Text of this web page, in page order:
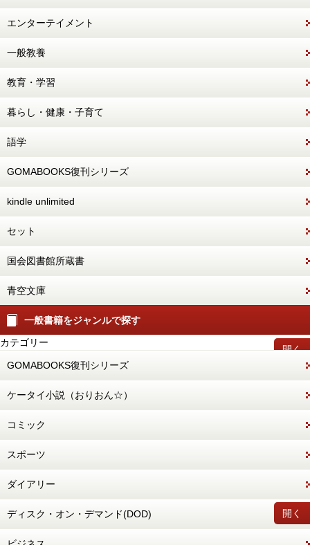
エンターテイメント
一般教養
教育・学習
暮らし・健康・子育て
語学
GOMABOOKS復刊シリーズ
kindle unlimited
セット
国会図書館所蔵書
青空文庫
一般書籍をジャンルで探す
開く
カテゴリー
GOMABOOKS復刊シリーズ
ケータイ小説（おりおん☆）
コミック
スポーツ
ダイアリー
開く
ディスク・オン・デマンド(DOD)